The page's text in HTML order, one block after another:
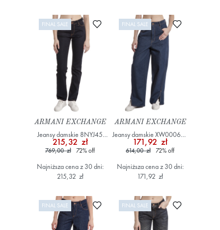
FINAL SALE Dodaj do ulubionych
ARMANI EXCHANGE
Jeansy damskie 8NYJ45
YWWWZ Granatowy
215,32 zł
769,00 zł 72%off
Najniższa cena z 30 dni:
215,32 zł
FINAL SALE Dodaj do
ARMANI EXCHANGE
Jeansy damskie XW000629
AF14699 Granatowy
171,92 zł
614,00 zł 72%off
Najniższa cena z 30 dni:
171,92 zł
FINAL SALE Dodaj do ulubionych
FINAL SALE Dodaj do